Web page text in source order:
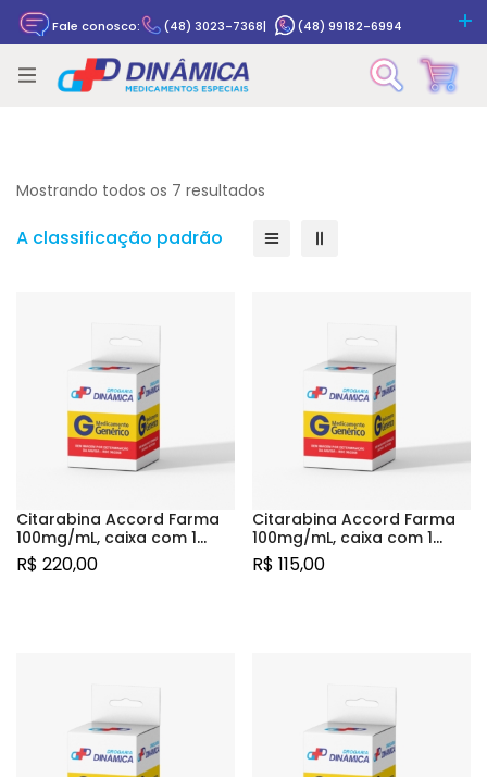
Fale conosco: (48) 3023-7368| (48) 99182-6994
Rastrear pedido
Mostrando todos os 7 resultados
A classificação padrão
Citarabina Accord Farma
100mg/mL, caixa com 1
frasco-ampola com 10mL
de solução de uso
R$ 220,00
Citarabina Accord Farma
100mg/mL, caixa com 1
frasco-ampola com 5mL
de solução de uso
R$ 115,00